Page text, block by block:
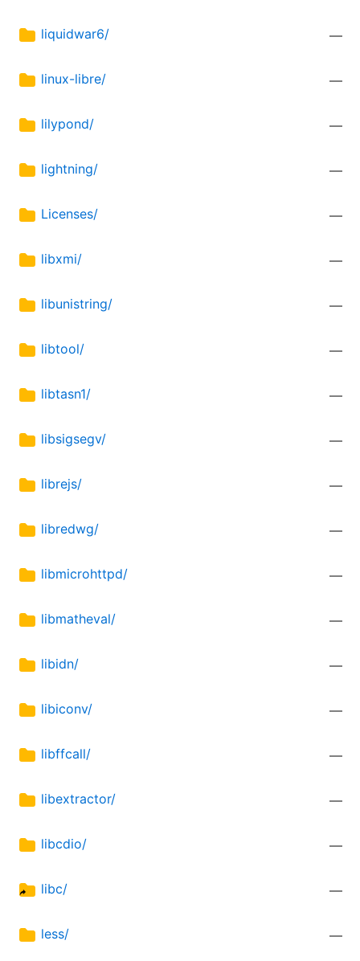
liquidwar6/ —
linux-libre/ —
lilypond/ —
lightning/ —
Licenses/ —
libxmi/ —
libunistring/ —
libtool/ —
libtasn1/ —
libsigsegv/ —
librejs/ —
libredwg/ —
libmicrohttpd/ —
libmatheval/ —
libidn/ —
libiconv/ —
libffcall/ —
libextractor/ —
libcdio/ —
libc/ —
less/ —